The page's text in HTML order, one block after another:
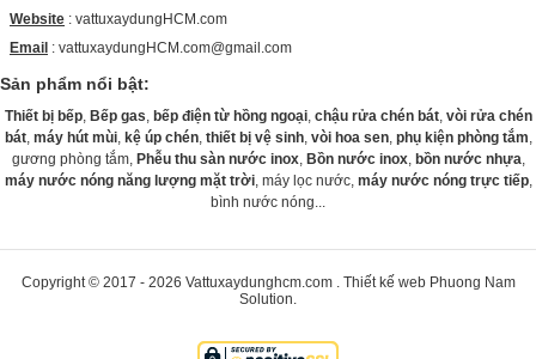
Website : vattuxaydungHCM.com
Email : vattuxaydungHCM.com@gmail.com
Sản phẩm nổi bật:
Thiết bị bếp, Bếp gas, bếp điện từ hồng ngoại, chậu rửa chén bát, vòi rửa chén
bát, máy hút mùi, kệ úp chén, thiết bị vệ sinh, vòi hoa sen, phụ kiện phòng tắm,
gương phòng tắm, Phễu thu sàn nước inox, Bồn nước inox, bồn nước nhựa,
máy nước nóng năng lượng mặt trời, máy lọc nước, máy nước nóng trực tiếp,
bình nước nóng...
Copyright © 2017 - 2026 Vattuxaydunghcm.com. Thiết kế web Phuong Nam
Solution.